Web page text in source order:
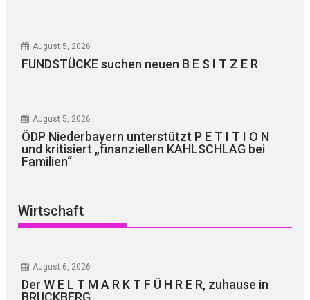
August 5, 2026
FUNDSTÜCKE suchen neuen B E S I T Z E R
August 5, 2026
ÖDP Niederbayern unterstützt P E T I T I O N
und kritisiert „finanziellen KAHLSCHLAG bei
Familien“
Wirtschaft
August 6, 2026
Der W E L T M A R K T F Ü H R E R, zuhause in
BRUCKBERG